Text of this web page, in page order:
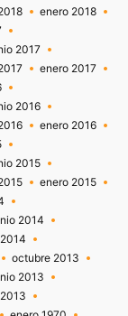
enero 2018
2017
enero 2017
2016
enero 2016
2015
enero 2015
2014
octubre 2013
2013